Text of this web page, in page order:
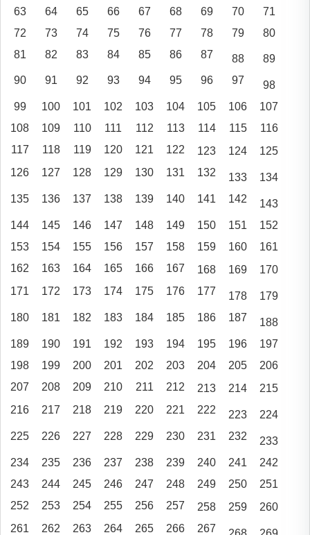
63
64 65 66 67 68 69 70
71
72
73 74 75 76 77 78 79
80
81
82 83 84 85 86 87 88
89
90
91 92 93 94 95 96 97
98
99
100 101 102 103 104 105 106
107
108
109 110 111 112 113 114 115
116
117
118 119 120 121 122 123 124
125
126
127 128 129 130 131 132 133
134
135
136 137 138 139 140 141 142
143
144
145 146 147 148 149 150 151
152
153
154 155 156 157 158 159 160
161
162
163 164 165 166 167 168 169
170
171
172 173 174 175 176 177 178
179
180
181 182 183 184 185 186 187
188
189
190 191 192 193 194 195 196
197
198
199 200 201 202 203 204 205
206
207
208 209 210 211 212 213 214
215
216
217 218 219 220 221 222 223
224
225
226 227 228 229 230 231 232
233
234
235 236 237 238 239 240 241
242
243
244 245 246 247 248 249 250
251
252
253 254 255 256 257 258 259
260
261
262 263 264 265 266 267